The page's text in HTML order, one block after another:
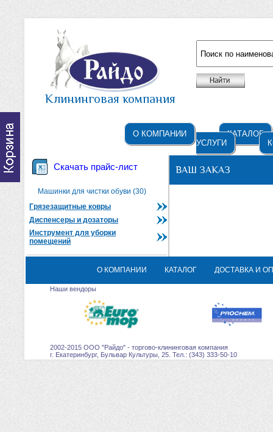
Клининговая компания
О КОМПАНИИ
КАТАЛОГ
УСЛУГИ
Скачать прайс-лист
Машинки для чистки обуви (30)
Грязезащитные ковры
Диспенсеры и дозаторы
Инструмент для уборки
помещений
ВАШ ЗАКАЗ
О КОМПАНИИ КАТАЛОГ ДОСТАВКА И
Наши вендоры
2002-2015 ООО "Райдо" - торгово-клининговая компания
г. Екатеринбург, Бульвар Культуры, 25. Тел.: (343) 333-50-10